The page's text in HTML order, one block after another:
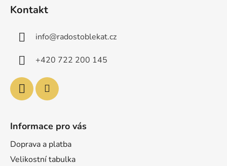
Kontakt
info@radostoblekat.cz
+420 722 200 145
Informace pro vás
Doprava a platba
Velikostní tabulka